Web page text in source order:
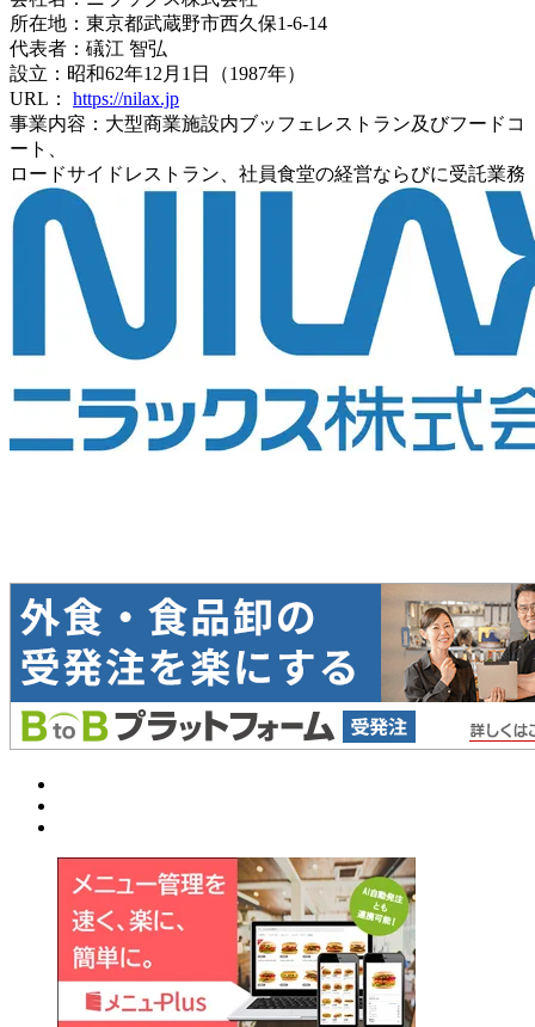
所在地：東京都武蔵野市西久保1-6-14
代表者：礒江 智弘
設立：昭和62年12月1日（1987年）
URL： https://nilax.jp
事業内容：大型商業施設内ブッフェレストラン及びフードコ
ート、
ロードサイドレストラン、社員食堂の経営ならびに受託業務